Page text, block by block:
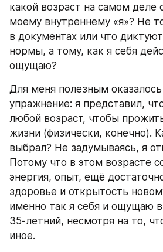
какой возраст на самом деле
моему внутреннему «я»? Не
в документах или что
нормы, а тому, как я себя
ощущаю?
Для меня полезным
упражнение: я представил,
любой возраст, чтобы
жизни (физически, конечно).
выбрал? Не задумываясь, я
Потому что в этом возрасте
энергия, опыт, ещё
здоровье и открытость
именно так я себя и ощущаю
35-летний, несмотря на то,
иное.